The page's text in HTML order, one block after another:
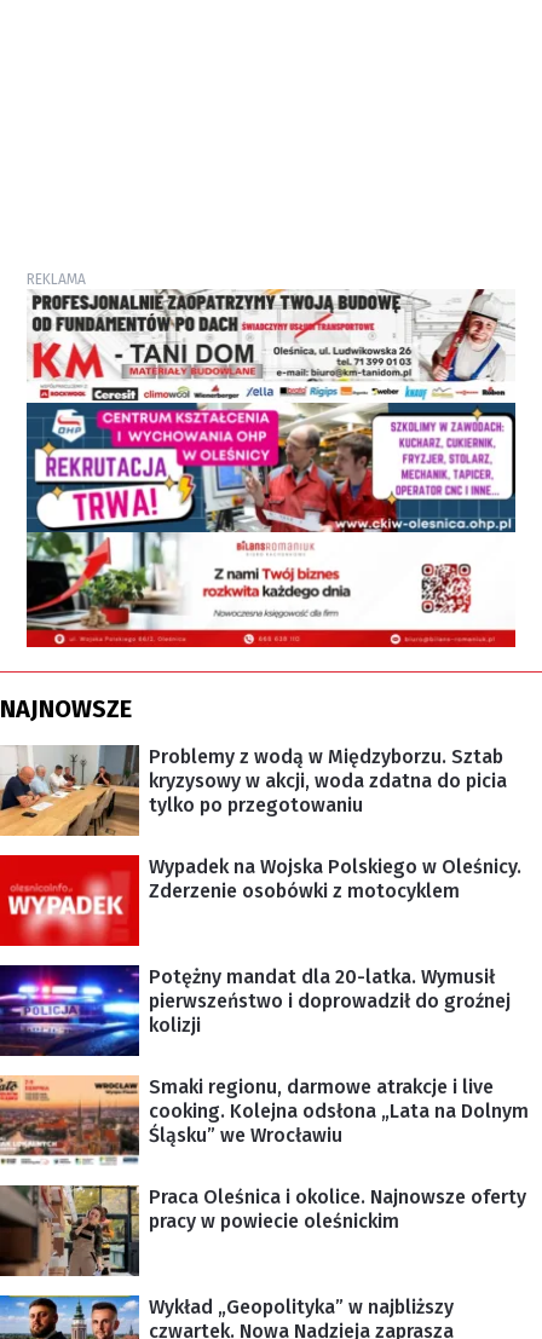
REKLAMA
NAJNOWSZE
Problemy z wodą w Międzyborzu. Sztab
kryzysowy w akcji, woda zdatna do picia
tylko po przegotowaniu
Wypadek na Wojska Polskiego w Oleśnicy.
Zderzenie osobówki z motocyklem
Potężny mandat dla 20-latka. Wymusił
pierwszeństwo i doprowadził do groźnej
kolizji
Smaki regionu, darmowe atrakcje i live
cooking. Kolejna odsłona „Lata na Dolnym
Śląsku” we Wrocławiu
Praca Oleśnica i okolice. Najnowsze oferty
pracy w powiecie oleśnickim
Wykład „Geopolityka” w najbliższy
czwartek. Nowa Nadzieja zaprasza